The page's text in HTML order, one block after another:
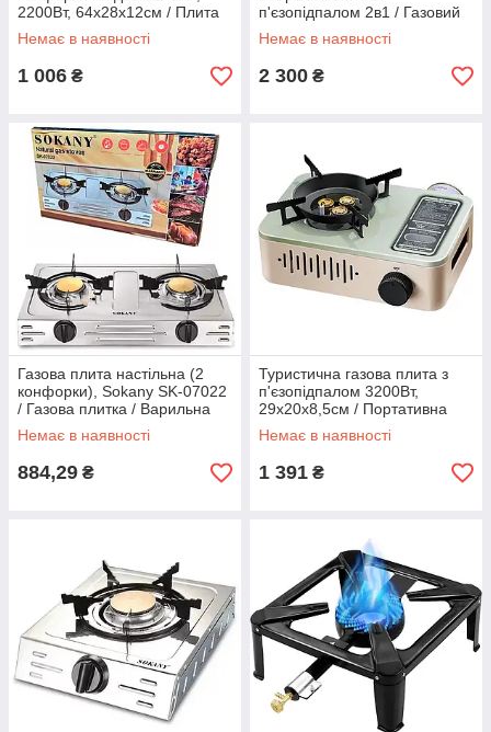
2200Вт, 64х28х12см / Плита
газова туристична
Немає в наявності
1 006 ₴
п'єзопідпалом 2в1 / Газовий
інфрачервоний обігрівач
Немає в наявності
2 300 ₴
Газова плита настільна (2
конфорки), Sokany SK-07022
/ Газова плитка / Варильна
поверхня настільна
Немає в наявності
884,29 ₴
Туристична газова плита з
п'єзопідпалом 3200Вт,
29х20х8,5см / Портативна
газова плита настільна
Немає в наявності
1 391 ₴